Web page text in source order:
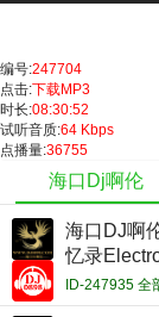
编号:247704
点击:下载MP3
时长:08:30:52
试听音质:64 Kbps
点播量:36755
海口Dj啊伦
海口DJ啊
忆录
ID-247935 全